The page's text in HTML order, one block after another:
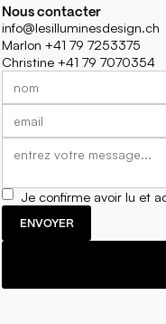
Nous contacter
info@lesilluminesdesign.ch
Marlon +41 79 7253375
Christine +41 79 7070354
Je confirme avoir lu et
ENVOYER